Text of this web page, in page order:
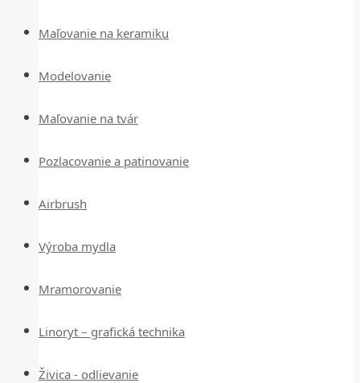
Maľovanie na keramiku
Modelovanie
Maľovanie na tvár
Pozlacovanie a patinovanie
Airbrush
Výroba mydla
Mramorovanie
Linoryt – grafická technika
Živica - odlievanie